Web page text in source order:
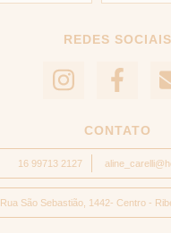
REDES SOCIAIS
CONTATO
16 99713 2127
Rua São Sebastião, 1442- Centro -